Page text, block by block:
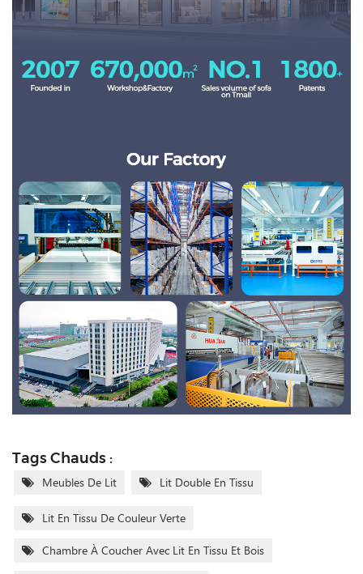
Tags Chauds :
Meubles De Lit Lit Double En Tissu
Lit En Tissu De Couleur Verte
Chambre À Coucher Avec Lit En Tissu Et Bois